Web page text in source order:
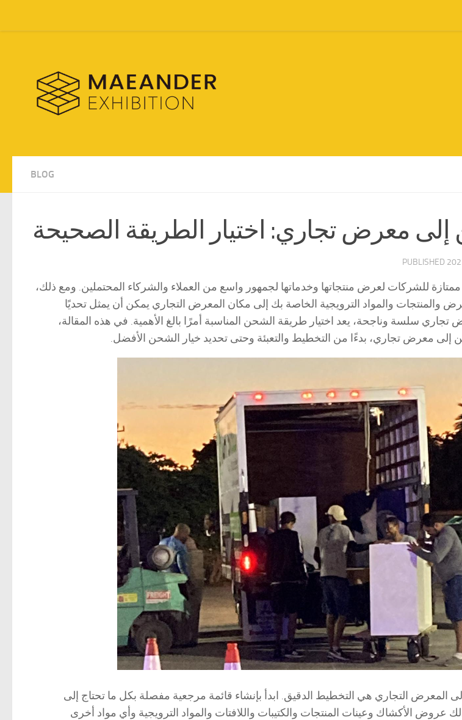
BLOG
إلى معرض تجاري: اختيار الطريقة الصحيحة
PUBLISHED
للشركات لعرض منتجاتها وخدماتها لجمهور واسع من العملاء والشركاء المحتملين. ومع ذلك،
والمنتجات والمواد الترويجية الخاصة بك إلى مكان المعرض التجاري يمكن أن يمثل تحديًا
سلسة وناجحة، يعد اختيار طريقة الشحن المناسبة أمرًا بالغ الأهمية. في هذه المقالة،
معرض تجاري، بدءًا من التخطيط والتعبئة وحتى تحديد خيار الشحن الأفضل.
المعرض التجاري هي التخطيط الدقيق. ابدأ بإنشاء قائمة مرجعية مفصلة بكل ما تحتاج إلى
عروض الأكشاك وعينات المنتجات والكتيبات واللافتات والمواد الترويجية وأي مواد أخرى